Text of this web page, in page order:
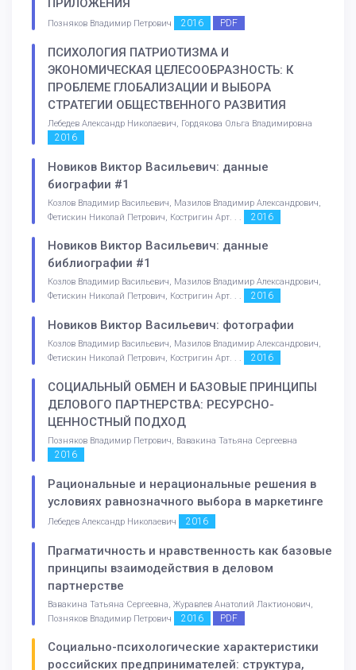
ПРИЛОЖЕНИЯ
Позняков Владимир Петрович 2016 PDF
ПСИХОЛОГИЯ ПАТРИОТИЗМА И
ЭКОНОМИЧЕСКАЯ ЦЕЛЕСООБРАЗНОСТЬ: К
ПРОБЛЕМЕ ГЛОБАЛИЗАЦИИ И ВЫБОРА
СТРАТЕГИИ ОБЩЕСТВЕННОГО РАЗВИТИЯ
Лебедев Александр Николаевич, Гордякова Ольга Владимировна
2016
Новиков Виктор Васильевич: данные
биографии #1
Козлов Владимир Васильевич, Мазилов Владимир Александрович,
Фетискин Николай Петрович, Костригин Арт. . .
2016
Новиков Виктор Васильевич: данные
библиографии #1
Козлов Владимир Васильевич, Мазилов Владимир Александрович,
Фетискин Николай Петрович, Костригин Арт. . .
2016
Новиков Виктор Васильевич: фотографии
Козлов Владимир Васильевич, Мазилов Владимир Александрович,
Фетискин Николай Петрович, Костригин Арт. . .
2016
СОЦИАЛЬНЫЙ ОБМЕН И БАЗОВЫЕ ПРИНЦИПЫ
ДЕЛОВОГО ПАРТНЕРСТВА: РЕСУРСНО-
ЦЕННОСТНЫЙ ПОДХОД
Позняков Владимир Петрович, Вавакина Татьяна Сергеевна
2016
Рациональные и нерациональные решения в
условиях равнозначного выбора в маркетинге
Лебедев Александр Николаевич 2016
Прагматичность и нравственность как базовые
принципы взаимодействия в деловом
партнерстве
Вавакина Татьяна Сергеевна, Журавлев Анатолий Лактионович,
Позняков Владимир Петрович
2016 PDF
Социально-психологические характеристики
российских предпринимателей: структура,